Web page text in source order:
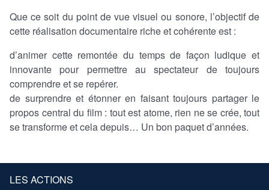
Que ce soit du point de vue visuel ou sonore, l’objectif de
cette réalisation documentaire riche et cohérente est :
d’animer cette remontée du temps de façon ludique et
innovante pour permettre au spectateur de toujours
comprendre et se repérer.
de surprendre et étonner en faisant toujours partager le
propos central du film : tout est atome, rien ne se crée, tout
se transforme et cela depuis… Un bon paquet d’années.
LES ACTIONS